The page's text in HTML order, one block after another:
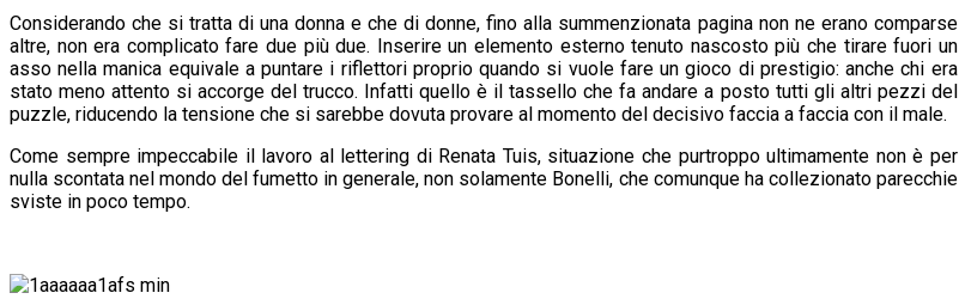
Considerando che si tratta di una donna e che di donne, fino alla summenzionata pagina non ne erano comparse
altre, non era complicato fare due più due. Inserire un elemento esterno tenuto nascosto più che tirare fuori un
asso nella manica equivale a puntare i riflettori proprio quando si vuole fare un gioco di prestigio: anche chi era
stato meno attento si accorge del trucco. Infatti quello è il tassello che fa andare a posto tutti gli altri pezzi del
puzzle, riducendo la tensione che si sarebbe dovuta provare al momento del decisivo faccia a faccia con il male.
Come sempre impeccabile il lavoro al lettering di Renata Tuis, situazione che purtroppo ultimamente non è per
nulla scontata nel mondo del fumetto in generale, non solamente Bonelli, che comunque ha collezionato parecchie
sviste in poco tempo.